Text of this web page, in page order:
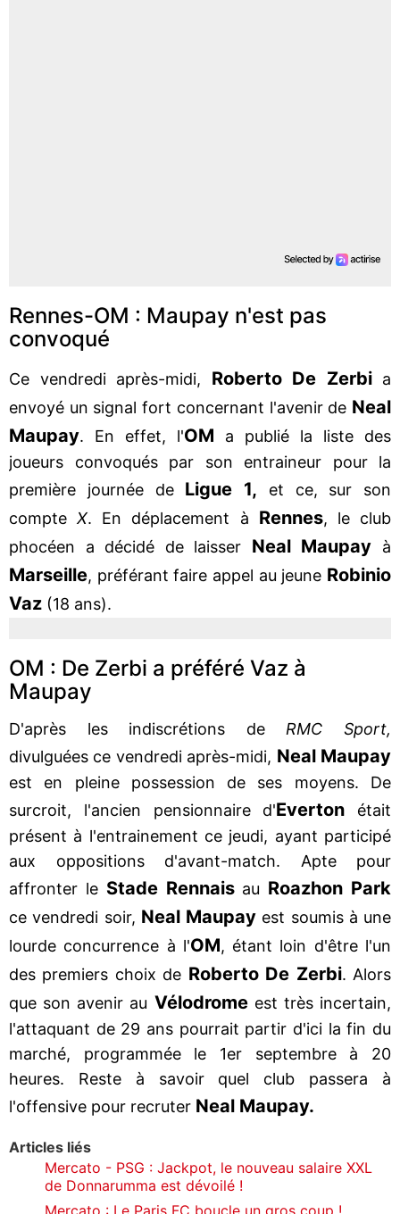
Rennes-OM : Maupay n'est pas
convoqué
Ce vendredi après-midi, Roberto De Zerbia
envoyé un signal fort concernant l'avenir de Neal
Maupay. En effet, l'OM a publié la liste des
joueurs convoqués par son entraineur pour la
première journée de Ligue 1, et ce, sur son
compteX. En déplacement à Rennes, le club
phocéen a décidé de laisser Neal Maupay à
Marseille, préférant faire appel au jeune Robinio
Vaz (18 ans).
OM : De Zerbi a préféré Vaz à
Maupay
D'après les indiscrétions de RMC Sport,
divulguées ce vendredi après-midi, Neal Maupay
est en pleine possession de ses moyens. De
surcroit, l'ancien pensionnaire d'Everton était
présent à l'entrainement ce jeudi, ayant participé
aux oppositions d'avant-match. Apte pour
affronter le Stade Rennais au Roazhon Park
ce vendredi soir, Neal Maupay est soumis à une
lourde concurrence à l'OM, étant loin d'être l'un
des premiers choix de Roberto De Zerbi. Alors
que son avenir au Vélodromeest très incertain,
l'attaquant de 29 ans pourrait partir d'ici la fin du
marché, programmée le 1er septembre à 20
heures. Reste à savoir quel club passera à
l'offensive pour recruter Neal Maupay.
Articles liés
Mercato - PSG : Jackpot, le nouveau salaire XXL
de Donnarumma est dévoilé !
Mercato : Le Paris FC boucle un gros coup !